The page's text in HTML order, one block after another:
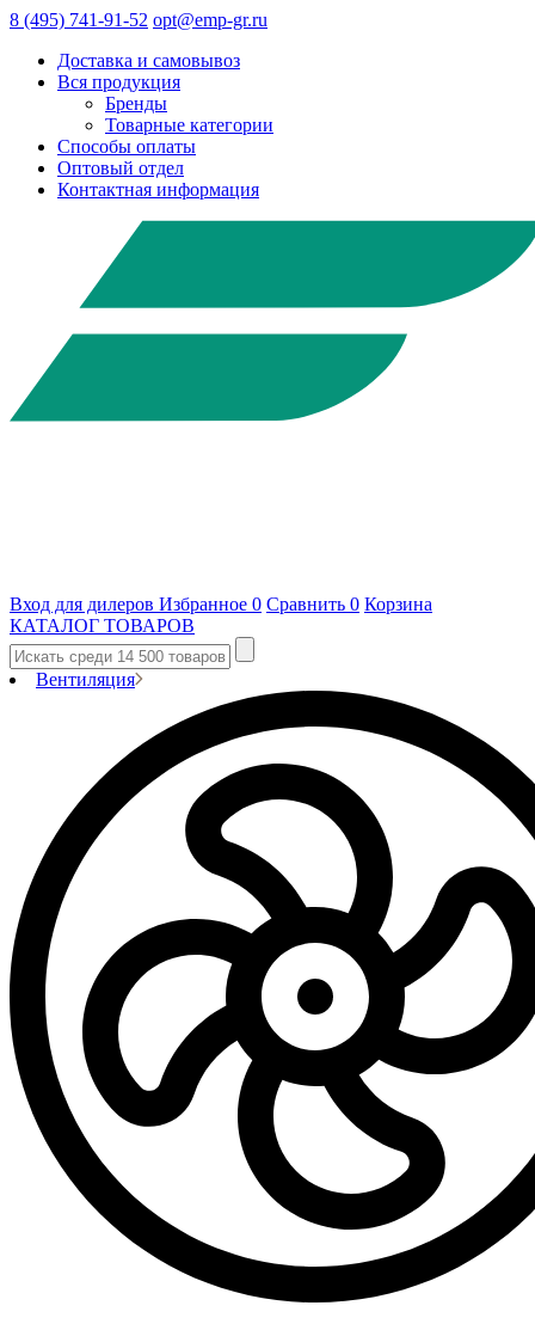
8 (495) 741-91-52 opt@emp-gr.ru
Доставка и самовывоз
Вся продукция
Бренды
Товарные категории
Способы оплаты
Оптовый отдел
Контактная информация
Вход для дилеров Избранное 0 Сравнить 0 Корзина
КАТАЛОГ ТОВАРОВ
Вентиляция